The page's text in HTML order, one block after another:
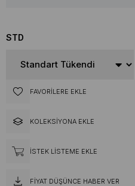
STD
FAVORILERE EKLE
KOLEKSIYONA EKLE
İSTEK LISTEME EKLE
FIYAT DÜŞÜNCE HABER VER